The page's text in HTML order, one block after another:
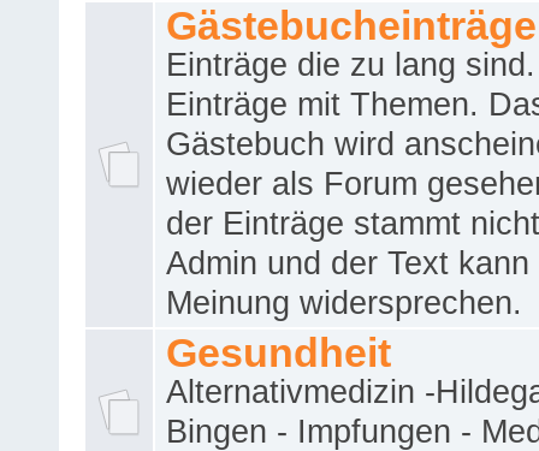
Gästebucheinträge
Einträge die zu lang
Einträge mit Themen.
Gästebuch wird
wieder als Forum
der Einträge stammt
Admin und der Text kann
Meinung widersprechen.
Gesundheit
Alternativmedizin -
Bingen - Impfungen -